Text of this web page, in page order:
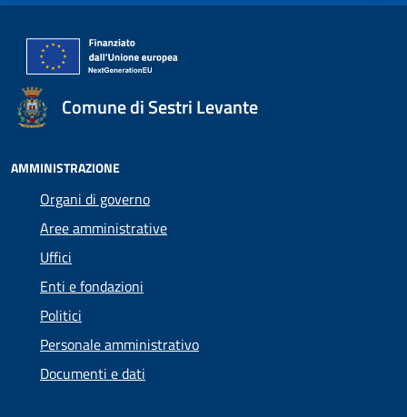
Comune di Sestri Levante
AMMINISTRAZIONE
Organi di governo
Aree amministrative
Uffici
Enti e fondazioni
Politici
Personale amministrativo
Documenti e dati